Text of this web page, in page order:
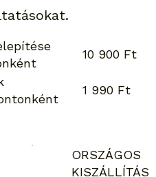
10 900 Ft
1 990 Ft
ORSZÁGOS
KISZÁLLÍTÁS